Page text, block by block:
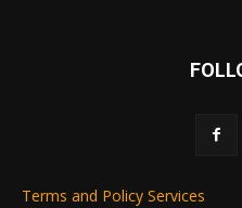
Terms and Policy Services